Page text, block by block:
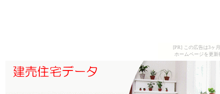
[PR] この広告は3ヶ
ホームページを更